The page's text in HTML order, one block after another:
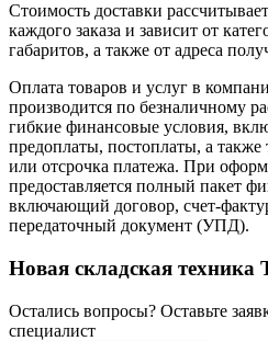
Стоимость доставки
каждого заказа и зависит от
габаритов, а также от адреса
Оплата товаров и услуг в
производится по безналичному
гибкие финансовые условия,
предоплаты, постоплаты, а
или отсрочка платежа. При
предоставляется полный пакет
включающий договор, счет-
передаточный документ (УПД).
Новая складская
Остались вопросы? Оставьте
специалист